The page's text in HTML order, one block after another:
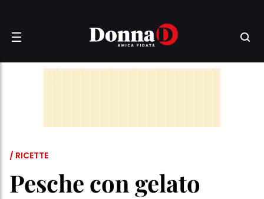
/ RICETTE
Pesche con gelato